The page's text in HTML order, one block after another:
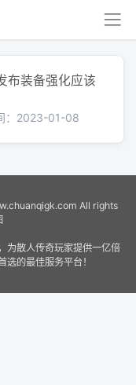
布装备强化应该
：2023-01-08
All rights
为散人传奇玩家提供一亿倍
的最佳服务平台！